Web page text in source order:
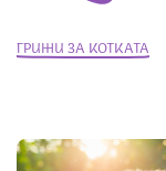
ГРИЖИ ЗА КОТКАТА